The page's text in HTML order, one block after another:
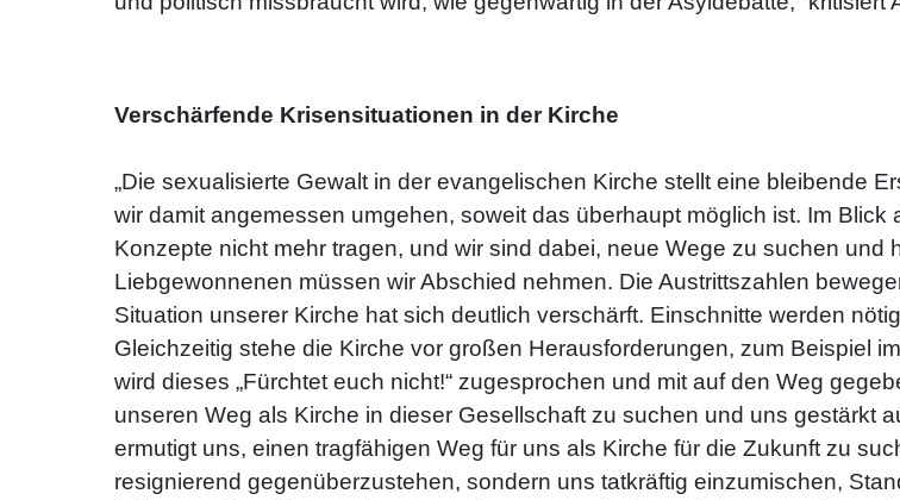
Verschärfende Krisensituationen in der Kirche
„Die sexualisierte Gewalt in der evangelischen Kirche stellt eine bleibende
wir damit angemessen umgehen, soweit das überhaupt möglich ist. Im
Konzepte nicht mehr tragen, und wir sind dabei, neue Wege zu suchen
Liebgewonnenen müssen wir Abschied nehmen. Die Austrittszahlen
Situation unserer Kirche hat sich deutlich verschärft. Einschnitte werden
Gleichzeitig stehe die Kirche vor großen Herausforderungen, zum Beispiel
wird dieses „Fürchtet euch nicht!“ zugesprochen und mit auf den Weg
unseren Weg als Kirche in dieser Gesellschaft zu suchen und uns gestärkt
ermutigt uns, einen tragfähigen Weg für uns als Kirche für die Zukunft zu
resignierend gegenüberzustehen, sondern uns tatkräftig einzumischen,